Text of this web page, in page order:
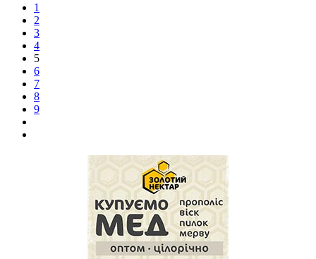
1
2
3
4
5
6
7
8
9